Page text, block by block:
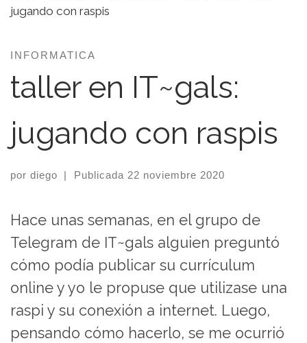
jugando con raspis
INFORMATICA
taller en IT~gals:
jugando con raspis
por diego | Publicada 22 noviembre 2020
Hace unas semanas, en el grupo de
Telegram de IT~gals alguien preguntó
cómo podía publicar su currículum
online y yo le propuse que utilizase una
raspi y su conexión a internet. Luego,
pensando cómo hacerlo, se me ocurrió